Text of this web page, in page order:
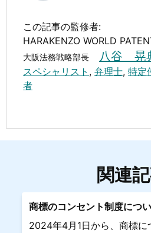
この記事の監修者:
HARAKENZO WORLD
大阪法務戦略部長 八谷 晃
スペシャリスト , 弁理士, 特定
者
関連
商標のコンセント制度につ
2024年4月1日から、商標に